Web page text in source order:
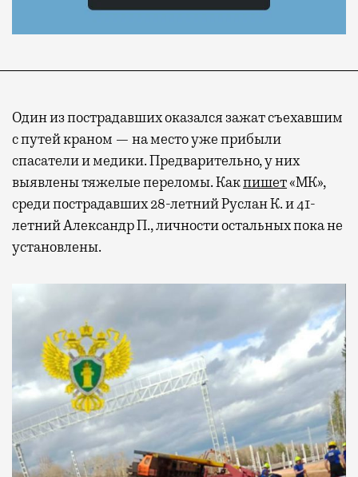
Один из пострадавших оказался зажат съехавшим
с путей краном — на место уже прибыли
спасатели и медики. Предварительно, у них
выявлены тяжелые переломы. Какпишет«МК»,
среди пострадавших 28-летний Руслан К. и 41-
летний Александр П., личности остальных пока не
установлены.